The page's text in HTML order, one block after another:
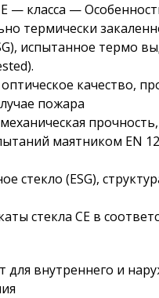
— класса —
термически
испытанное термо
качество,
пожара
маятником EN
стекло (ESG),
стекла СЕ в
для внутреннего и